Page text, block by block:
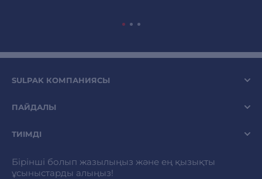
SULPAK КОМПАНИЯСЫ
ПАЙДАЛЫ
ТИІМДІ
Бірінші болып жазылыңыз және ең қызықты
ұсыныстарды алыңыз!